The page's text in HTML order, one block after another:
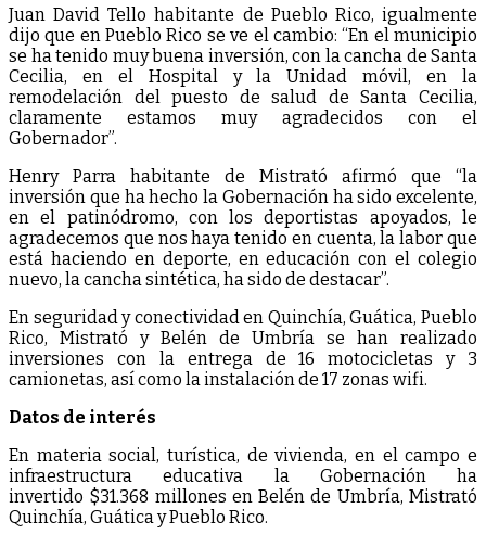
Juan David Tello habitante de Pueblo Rico, igualmente
dijo que en Pueblo Rico se ve el cambio: “En el municipio
se ha tenido muy buena inversión, con la cancha de Santa
Cecilia, en el Hospital y la Unidad móvil, en la
remodelación del puesto de salud de Santa Cecilia,
claramente estamos muy agradecidos con el
Gobernador”.
Henry Parra habitante de Mistrató afirmó que “la
inversión que ha hecho la Gobernación ha sido excelente,
en el patinódromo, con los deportistas apoyados, le
agradecemos que nos haya tenido en cuenta, la labor que
está haciendo en deporte, en educación con el colegio
nuevo, la cancha sintética, ha sido de destacar”.
En seguridad y conectividad en Quinchía, Guática, Pueblo
Rico, Mistrató y Belén de Umbría se han realizado
inversiones con la entrega de 16 motocicletas y 3
camionetas, así como la instalación de 17 zonas wifi.
Datos de interés
En materia social, turística, de vivienda, en el campo e
infraestructura educativa la Gobernación ha
invertido $31.368 millones en Belén de Umbría, Mistrató
Quinchía, Guática y Pueblo Rico.